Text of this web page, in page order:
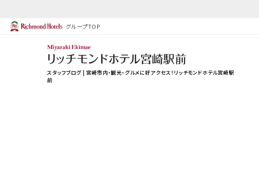
グループTOP
スタッフブログ | 宮崎市内・観光・グルメに好アクセス！リッチモンドホテル宮崎駅
前